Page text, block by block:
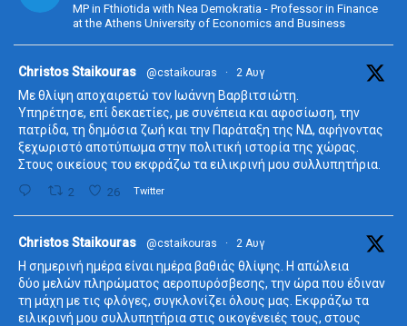
MP in Fthiotida with Nea Demokratia - Professor in Finance
at the Athens University of Economics and Business
Christos Staikouras @cstaikouras · 2 Αυγ
Με θλίψη αποχαιρετώ τον Ιωάννη Βαρβιτσιώτη.
Υπηρέτησε, επί δεκαετίες, με συνέπεια και αφοσίωση, την
πατρίδα, τη δημόσια ζωή και την Παράταξη της ΝΔ, αφήνοντας
ξεχωριστό αποτύπωμα στην πολιτική ιστορία της χώρας.
Στους οικείους του εκφράζω τα ειλικρινή μου συλλυπητήρια.
2 26 Twitter
Christos Staikouras @cstaikouras · 2 Αυγ
Η σημερινή ημέρα είναι ημέρα βαθιάς θλίψης. Η απώλεια
δύο μελών πληρώματος αεροπυρόσβεσης, την ώρα που έδιναν
τη μάχη με τις φλόγες, συγκλονίζει όλους μας. Εκφράζω τα
ειλικρινή μου συλλυπητήρια στις οικογένειές τους, στους